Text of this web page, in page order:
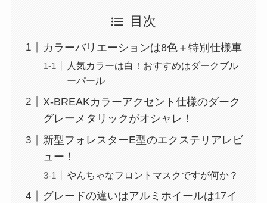
目次
カラーバリエーションは8色＋特別仕様車
人気カラーは白！おすすめはダークブル
ーパール
X-BREAKカラーアクセント仕様のダーク
グレーメタリックがオシャレ！
新型フォレスターE型のエクステリアレビ
ュー！
やんちゃなフロントマスクですが何か？
グレードの違いはアルミホイールは17イ